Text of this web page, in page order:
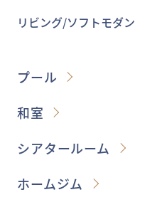
リビング/ソフトモダン
プール
和室
シアタールーム
ホームジム